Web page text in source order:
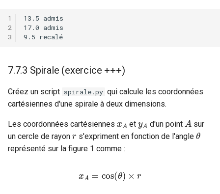
7.7.3 Spirale (exercice +++)
Créez un script spirale.py qui calcule les coordonnées
cartésiennes d'une spirale à deux dimensions.
Les coordonnées cartésiennes et d'un point
A
sur
un cercle de rayon
r
s'expriment en fonction de l'angle
θ
représenté sur la figure 1 comme :
cos(θ) ×r